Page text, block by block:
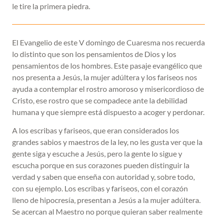
le tire la primera piedra.
El Evangelio de este V domingo de Cuaresma nos recuerda
lo distinto que son los pensamientos de Dios y los
pensamientos de los hombres. Este pasaje evangélico que
nos presenta a Jesús, la mujer adúltera y los fariseos nos
ayuda a contemplar el rostro amoroso y misericordioso de
Cristo, ese rostro que se compadece ante la debilidad
humana y que siempre está dispuesto a acoger y perdonar.
A los escribas y fariseos, que eran considerados los
grandes sabios y maestros de la ley, no les gusta ver que la
gente siga y escuche a Jesús, pero la gente lo sigue y
escucha porque en sus corazones pueden distinguir la
verdad y saben que enseña con autoridad y, sobre todo,
con su ejemplo. Los escribas y fariseos, con el corazón
lleno de hipocresía, presentan a Jesús a la mujer adúltera.
Se acercan al Maestro no porque quieran saber realmente